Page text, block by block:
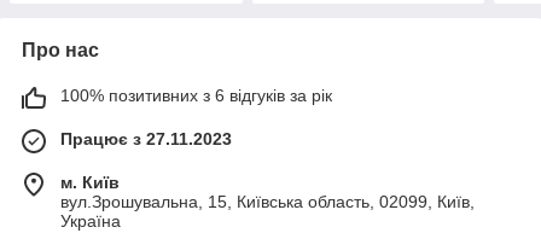
Про нас
100% позитивних з 6 відгуків за рік
Працює з 27.11.2023
м. Київ
вул.Зрошувальна, 15, Київська область, 02099, Київ,
Україна